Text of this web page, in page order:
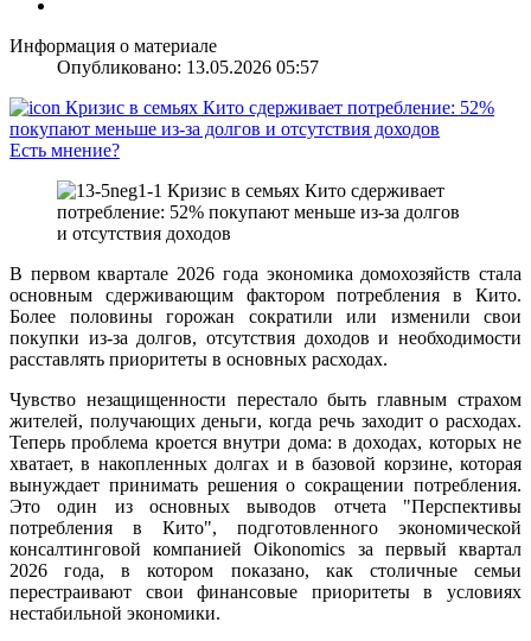
Информация о материале
Опубликовано: 13.05.2026 05:57
Есть мнение?
В первом квартале 2026 года экономика домохозяйств стала
основным сдерживающим фактором потребления в Кито.
Более половины горожан сократили или изменили свои
покупки из-за долгов, отсутствия доходов и необходимости
расставлять приоритеты в основных расходах.
Чувство незащищенности перестало быть главным страхом
жителей, получающих деньги, когда речь заходит о расходах.
Теперь проблема кроется внутри дома: в доходах, которых не
хватает, в накопленных долгах и в базовой корзине, которая
вынуждает принимать решения о сокращении потребления.
Это один из основных выводов отчета "Перспективы
потребления в Кито", подготовленного экономической
консалтинговой компанией Oikonomics за первый квартал
2026 года, в котором показано, как столичные семьи
перестраивают свои финансовые приоритеты в условиях
нестабильной экономики.